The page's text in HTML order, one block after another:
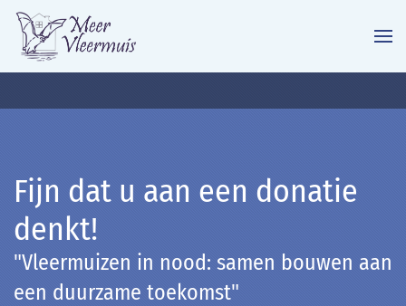
Terug naar hoofdinhoud
Fijn dat u aan een donatie
denkt!
"Vleermuizen in nood: samen bouwen aan
een duurzame toekomst"